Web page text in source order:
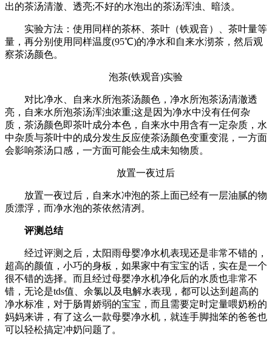
出的茶汤清澈、透亮;不好的水泡出的茶汤浑浊、暗淡。
实验方法：使用同样的茶杯、茶叶（铁观音）、茶叶量等
量，再分别使用同样温度(95℃)的净水和自来水沏茶，然后观
察茶汤颜色。
泡茶(铁观音)实验
对比净水、自来水所泡茶汤颜色，净水所泡茶汤清澈透
亮，自来水所泡茶汤浑浊浓重;这是因为净水中没有任何杂
质，茶汤颜色即茶叶成分本色，自来水中用含有一定杂质，水
中杂质与茶叶中的成分发生反应使茶汤颜色变重变混，一方面
会影响茶汤口感，一方面可能会生成未知物质。
放置一夜过后
放置一夜过后，自来水冲泡的茶上面已经有一层油腻的物
质漂浮，而净水泡的茶依然清冽。
评测总结
经过评测之后，太阳雨母婴净水机表现还是非常不错的，
超高的颜值，小巧的身板，如果家中有宝宝的话，实在是一个
很不错的选择。而且经过母婴净水机净化后的水质也非常不
错，无论是tds值、余氯以及电解水表现，都可以达到超高的
净水标准，对于肠胃娇弱的宝宝，而且需要定时定量喂奶粉的
妈妈来讲，有了这么一款母婴净水机，就连手脚拙笨的爸爸也
可以轻松搞定冲奶问题了。